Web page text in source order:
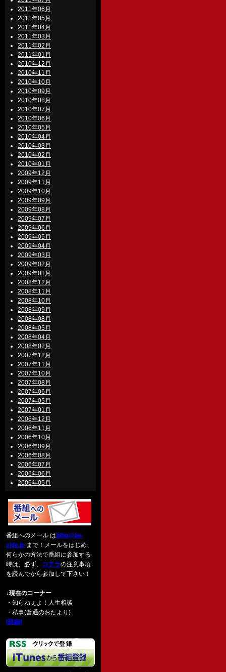
2011年06月
2011年05月
2011年04月
2011年03月
2011年02月
2011年01月
2010年12月
2010年11月
2010年10月
2010年09月
2010年08月
2010年07月
2010年06月
2010年05月
2010年04月
2010年03月
2010年02月
2010年01月
2009年12月
2009年11月
2009年10月
2009年09月
2009年08月
2009年07月
2009年06月
2009年05月
2009年04月
2009年03月
2009年02月
2009年01月
2008年12月
2008年11月
2008年10月
2008年09月
2008年08月
2008年05月
2008年04月
2008年02月
2007年12月
2007年11月
2007年10月
2007年08月
2007年06月
2007年05月
2007年01月
2006年12月
2006年11月
2006年10月
2006年09月
2006年08月
2006年07月
2006年06月
2006年05月
番組へのメール は biho@be-
side.jp まで！メールをはじめ、
何らかの方法で番組に参加する
時は、必ず、 コチラの注意事項
を読んでから参加して下さい！
↓現在のコーナー
・知らねぇよ！人生相談
・私事(普通のおたより)
[詳細]